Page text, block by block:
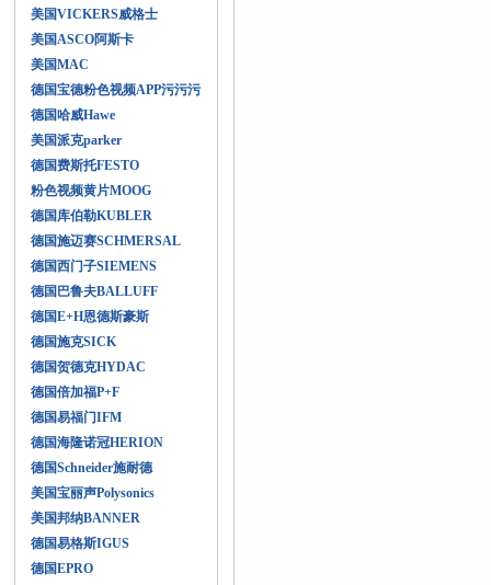
美国VICKERS威格士
美国ASCO阿斯卡
美国MAC
德国宝德粉色视频APP污污污
德国哈威Hawe
美国派克parker
德国费斯托FESTO
粉色视频黄片MOOG
德国库伯勒KUBLER
德国施迈赛SCHMERSAL
德国西门子SIEMENS
德国巴鲁夫BALLUFF
德国E+H恩德斯豪斯
德国施克SICK
德国贺德克HYDAC
德国倍加福P+F
德国易福门IFM
德国海隆诺冠HERION
德国Schneider施耐德
美国宝丽声Polysonics
美国邦纳BANNER
德国易格斯IGUS
德国EPRO